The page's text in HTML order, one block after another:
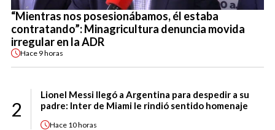
“Mientras nos posesionábamos, él estaba
contratando”: Minagricultura denuncia movida
irregular en la ADR
Hace 9 horas
2
Lionel Messi llegó a Argentina para despedir a su
padre: Inter de Miami le rindió sentido homenaje
Hace 10 horas